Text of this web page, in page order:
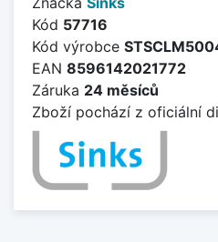
Kód 57716
Kód výrobce
EAN 8596142021772
Záruka 24 měsíců
Zboží pochází z oficiální